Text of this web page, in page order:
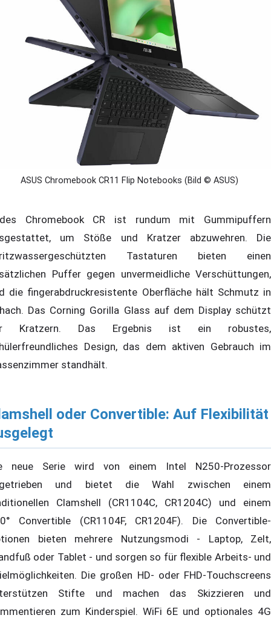
auszeichnen, die sich entweder um 180°
oder um 360° umklappen lassen.
ASUS Chromebook CR11 Flip Notebooks (Bild © ASUS)
Chromebook CR ist rundum mit Gummipuffern
um Stöße und Kratzer abzuwehren. Die
Tastaturen bieten einen
Puffer gegen unvermeidliche Verschüttungen,
die fingerabdruckresistente Oberfläche hält Schmutz in
Das Corning Gorilla Glass auf dem Display schützt
Kratzern. Das Ergebnis ist ein robustes,
Design, das dem aktiven Gebrauch im
standhält.
oder Convertible: Auf Flexibilität
neue Serie wird von einem Intel N250-Prozessor
und bietet die Wahl zwischen einem
Clamshell (CR1104C, CR1204C) und einem
Convertible (CR1104F, CR1204F). Die Convertible-
bieten mehrere Nutzungsmodi - Laptop, Zelt,
oder Tablet - und sorgen so für flexible Arbeits- und
Die großen HD- oder FHD-Touchscreens
Stifte und machen das Skizzieren und
zum Kinderspiel. WiFi 6E und optionales 4G